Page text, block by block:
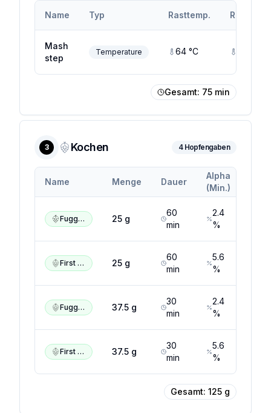
Name Typ Rasttemp.
Mash
step
Temperature 64 °C
Gesamt: 75 min
3 Kochen 4Hopfengaben
Name Menge Dauer
Alpha
(Min.)
Fuggles 25 g
60
min
2.4
%
First Gold 25 g
60
min
5.6
%
Fuggles 37.5 g
30
min
2.4
%
First Gold 37.5 g
30
min
5.6
%
Gesamt: 125 g